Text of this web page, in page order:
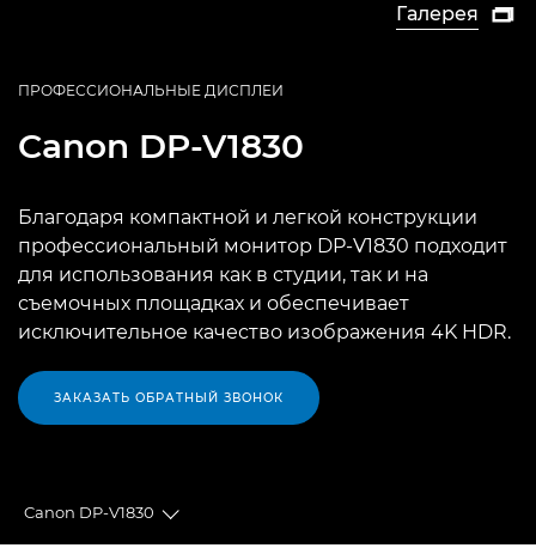
Галерея 
ПРОФЕССИОНАЛЬНЫЕ ДИСПЛЕИ
Canon DP-V1830
Благодаря компактной и легкой конструкции
профессиональный монитор DP-V1830 подходит
для использования как в студии, так и на
съемочных площадках и обеспечивает
исключительное качество изображения 4K HDR.
ЗАКАЗАТЬ ОБРАТНЫЙ ЗВОНОК
Canon DP-V1830
Toggle breadcrumbs